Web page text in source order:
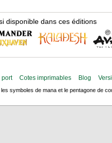
disponible dans ces éditions
port Cotes imprimables Blog
symboles de mana et le pentagone de